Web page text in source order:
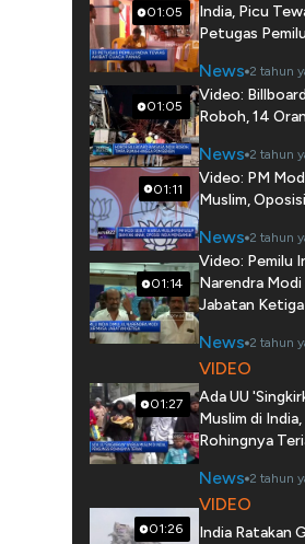
01:05
India, Picu
Petugas Pemilu
News 2 tahun
01:05
Video:
Roboh, 14
News 2 tahun
01:11
Video: PM
Muslim,
News 2 tahun
01:14
Video: Pemilu
Narendra Modi
Jabatan Ketiga
News 2 tahun
01:27
VIDEO
Ada UU
Muslim di
Rohingnya
News 2 tahun
01:26
VIDEO
India Ratakan